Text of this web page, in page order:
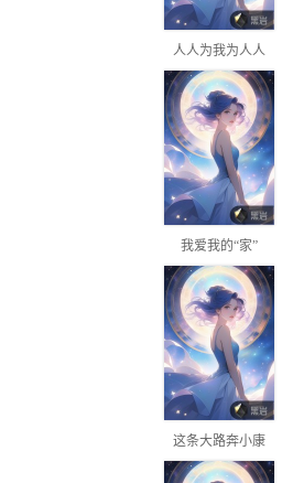
人人为我为人人
我爱我的“家”
这条大路奔小康